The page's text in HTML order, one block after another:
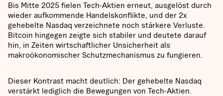
Bis Mitte 2025 fielen Tech-Aktien erneut, ausgelöst durch
wieder aufkommende Handelskonflikte, und der 2x
gehebelte Nasdaq verzeichnete noch stärkere Verluste.
Bitcoin hingegen zeigte sich stabiler und deutete darauf
hin, in Zeiten wirtschaftlicher Unsicherheit als
makroökonomischer Schutzmechanismus zu fungieren.
Dieser Kontrast macht deutlich: Der gehebelte Nasdaq
verstärkt lediglich die Bewegungen von Tech-Aktien.